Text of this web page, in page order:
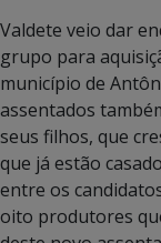
Valdete veio dar
grupo para
município de
assentados
seus filhos, que
que já estão
entre os
oito produtores